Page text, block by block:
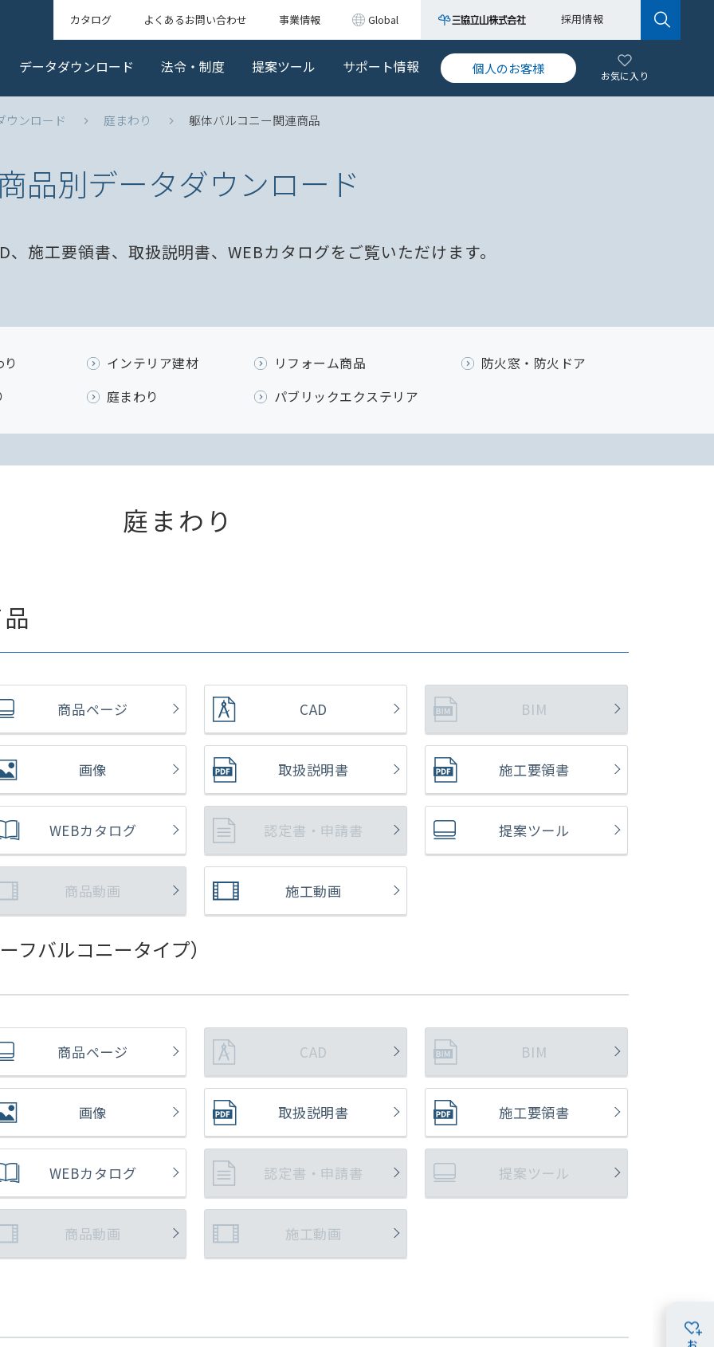
カタログ よくあるお問い合わせ 事業情報 Global 採用情報
データダウンロード 法令・制度 提案ツール サポート情報 個人のお客様 お気に入り
ウンロード 庭まわり 躯体バルコニー関連商品
品別データダウンロード
、施工要領書、取扱説明書、WEBカタログをご覧いただけます。
インテリア建材 リフォーム商品
防火窓・防火ドア
庭まわり パブリックエクステリア
庭まわり
フバルコニータイプ）
商品ページ CAD BIM
画像 取扱説明書 施工要領書
WEBカタログ 認定書・申請書 提案ツール
商品動画 施工動画
商品ページ CAD BIM
画像 取扱説明書 施工要領書
WEBカタログ 認定書・申請書 提案ツール
商品動画 施工動画